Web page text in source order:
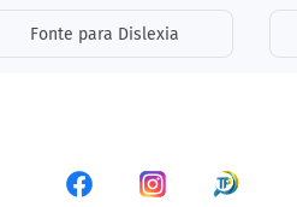
Fonte para Dislexia
Acessar a Rede
Acessar a